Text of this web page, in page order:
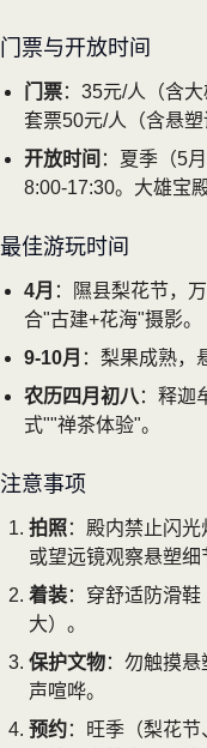
门票与开放时间
门票：35元/人（含
套票50元/人（含悬塑
开放时间 ：夏季（5
8:00-17:30。大雄宝
最佳游玩时间
4月 ：隰县梨花节，
合"古建+花海"摄影。
9-10月 ：梨果成熟，
农历四月初八 ：释迦
式""禅茶体验"。
注意事项
拍照：殿内禁止闪
或望远镜观察悬塑细
着装：穿舒适防滑
大）。
保护文物：勿触摸
声喧哗。
预约：旺季（梨花